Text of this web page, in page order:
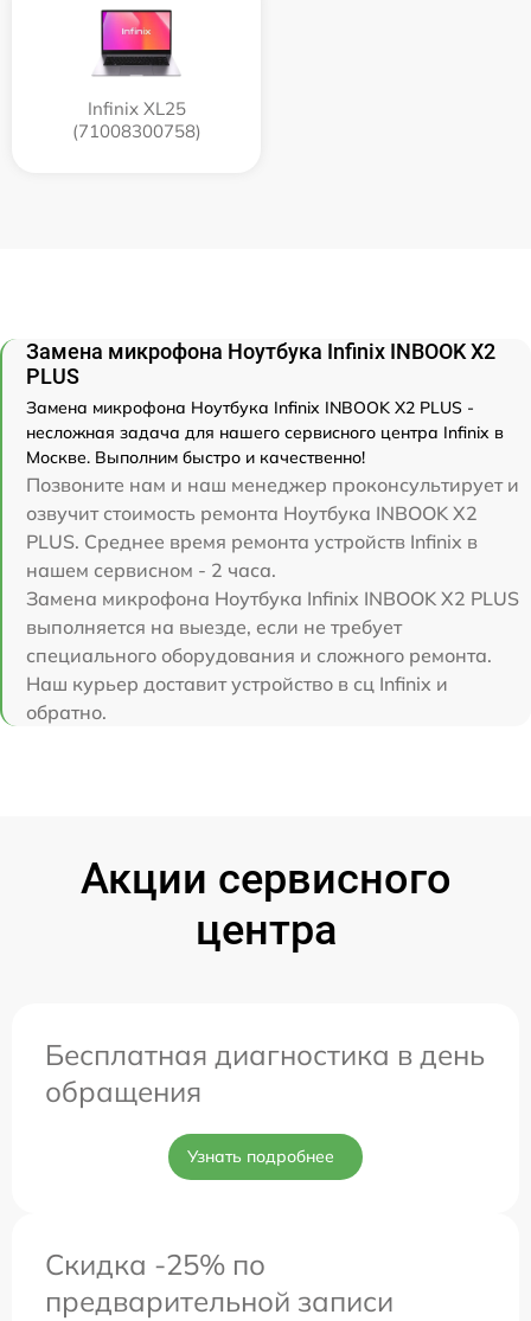
Infinix XL25
(71008300758)
Замена микрофона Ноутбука Infinix INBOOK X2
PLUS
Замена микрофона Ноутбука Infinix INBOOK X2 PLUS -
несложная задача для нашего сервисного центра Infinix в
Москве. Выполним быстро и качественно!
Позвоните нам и наш менеджер проконсультирует и
озвучит стоимость ремонта Ноутбука INBOOK X2
PLUS. Среднее время ремонта устройств Infinix в
нашем сервисном - 2 часа.
Замена микрофона Ноутбука Infinix INBOOK X2 PLUS
выполняется на выезде, если не требует
специального оборудования и сложного ремонта.
Наш курьер доставит устройство в сц Infinix и
обратно.
Акции сервисного
центра
Бесплатная диагностика в день
обращения
Узнать подробнее
Скидка -25% по
предварительной записи